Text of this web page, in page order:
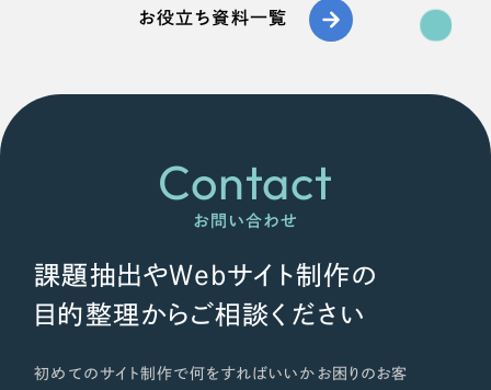
お役立ち資料一覧
Contact
お問い合わせ
課題抽出やWebサイト制作の
目的整理からご相談ください
初めてのサイト制作で何をすればいいかお困りのお客